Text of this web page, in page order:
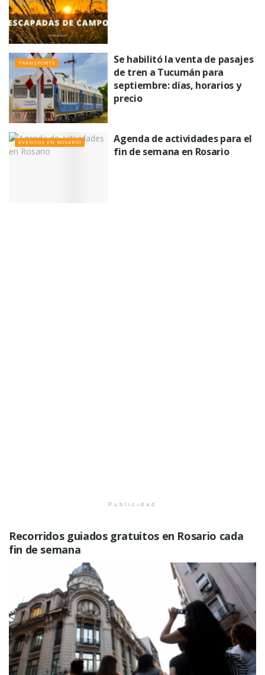
TRANSPORTE
Se habilitó la venta de pasajes
de tren a Tucumán para
septiembre: días, horarios y
precio
EVENTOS EN ROSARIO
Agenda de actividades para el
fin de semana en Rosario
Publicidad
Recorridos guiados gratuitos en Rosario cada
fin de semana